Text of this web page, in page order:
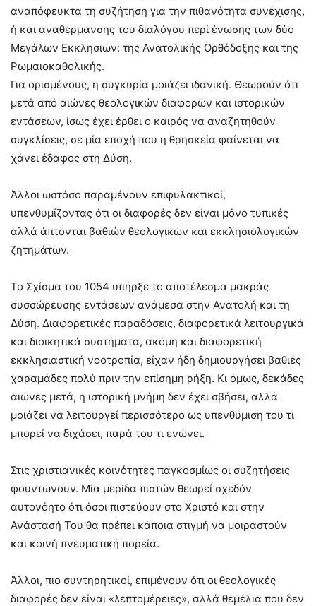
αναπόφευκτα τη συζήτηση για την πιθανότητα συνέχισης,
ή και αναθέρμανσης του διαλόγου περί ένωσης των δύο
Μεγάλων Εκκλησιών: της Ανατολικής Ορθόδοξης και της
Ρωμαιοκαθολικής.
Για ορισμένους, η συγκυρία μοιάζει ιδανική. Θεωρούν ότι
μετά από αιώνες θεολογικών διαφορών και ιστορικών
εντάσεων, ίσως έχει έρθει ο καιρός να αναζητηθούν
συγκλίσεις, σε μία εποχή που η θρησκεία φαίνεται να
χάνει έδαφος στη Δύση.
Άλλοι ωστόσο παραμένουν επιφυλακτικοί,
υπενθυμίζοντας ότι οι διαφορές δεν είναι μόνο τυπικές
αλλά άπτονται βαθιών θεολογικών και εκκλησιολογικών
ζητημάτων.
Το Σχίσμα του 1054 υπήρξε το αποτέλεσμα μακράς
συσσώρευσης εντάσεων ανάμεσα στην Ανατολή και τη
Δύση. Διαφορετικές παραδόσεις, διαφορετικά λειτουργικά
και διοικητικά συστήματα, ακόμη και διαφορετική
εκκλησιαστική νοοτροπία, είχαν ήδη δημιουργήσει βαθιές
χαραμάδες πολύ πριν την επίσημη ρήξη. Κι όμως, δεκάδες
αιώνες μετά, η ιστορική μνήμη δεν έχει σβήσει, αλλά
μοιάζει να λειτουργεί περισσότερο ως υπενθύμιση του τι
μπορεί να διχάσει, παρά του τι ενώνει.
Στις χριστιανικές κοινότητες παγκοσμίως οι συζητήσεις
φουντώνουν. Μία μερίδα πιστών θεωρεί σχεδόν
αυτονόητο ότι όσοι πιστεύουν στο Χριστό και στην
Ανάστασή Του θα πρέπει κάποια στιγμή να μοιραστούν
και κοινή πνευματική πορεία.
Άλλοι, πιο συντηρητικοί, επιμένουν ότι οι θεολογικές
διαφορές δεν είναι «λεπτομέρειες», αλλά θεμέλια που δεν